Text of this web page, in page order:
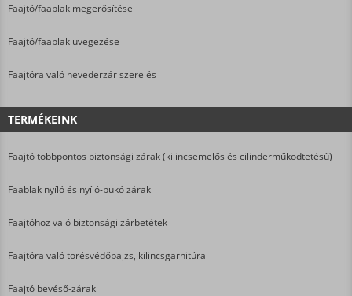
Faajtó/faablak megerősítése
Faajtó/faablak üvegezése
Faajtóra való hevederzár szerelés
TERMÉKEINK
Faajtó többpontos biztonsági zárak (kilincsemelős és cilinderműködtetésű)
Faablak nyíló és nyíló-bukó zárak
Faajtóhoz való biztonsági zárbetétek
Faajtóra való törésvédőpajzs, kilincsgarnitúra
Faajtó bevéső-zárak